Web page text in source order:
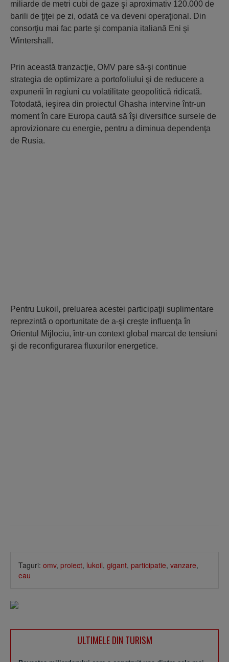
miliarde de metri cubi de gaze şi aproximativ 120.000 de
barili de ţiţei pe zi, odată ce va deveni operaţional. Din
consorţiu mai fac parte şi compania italiană Eni şi
Wintershall.
Prin această tranzacţie, OMV pare să-şi continue
strategia de optimizare a portofoliului şi de reducere a
expunerii în regiuni cu volatilitate geopolitică ridicată.
Totodată, ieşirea din proiectul Ghasha intervine într-un
moment în care Europa caută să îşi diversifice sursele de
aprovizionare cu energie, pentru a diminua dependenţa
de Rusia.
Pentru Lukoil, preluarea acestei participaţii suplimentare
reprezintă o oportunitate de a-şi creşte influenţa în
Orientul Mijlociu, într-un context global marcat de tensiuni
şi de reconfigurarea fluxurilor energetice.
Taguri: omv, proiect, lukoil, gigant, participatie, vanzare,
eau
ULTIMELE DIN TURISM